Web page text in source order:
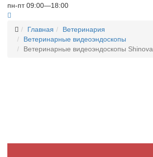
пн-пт 09:00—18:00
Главная
Ветеринария
Ветеринарные видеоэндоскопы
Ветеринарные видеоэндоскопы Shinova